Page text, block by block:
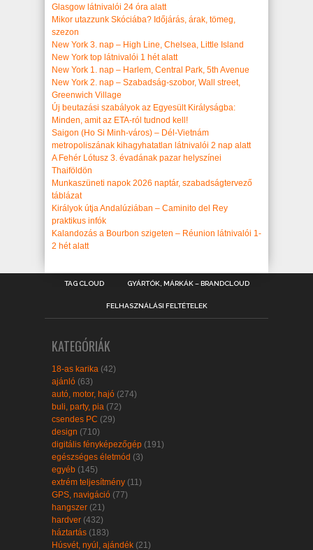
Glasgow látnivalói 24 óra alatt
Mikor utazzunk Skóciába? Időjárás, árak, tömeg,
szezon
New York 3. nap – High Line, Chelsea, Little Island
New York top látnivalói 1 hét alatt
New York 1. nap – Harlem, Central Park, 5th Avenue
New York 2. nap – Szabadság-szobor, Wall street,
Greenwich Village
Új beutazási szabályok az Egyesült Királyságba:
Minden, amit az ETA-ról tudnod kell!
Saigon (Ho Si Minh-város) – Dél-Vietnám
metropoliszának kihagyhatatlan látnivalói 2 nap alatt
A Fehér Lótusz 3. évadának pazar helyszínei
Thaiföldön
Munkaszüneti napok 2026 naptár, szabadságtervező
táblázat
Királyok útja Andalúziában – Caminito del Rey
praktikus infók
Kalandozás a Bourbon szigeten – Réunion látnivalói 1-
2 hét alatt
TAG CLOUD GYÁRTÓK, MÁRKÁK – BRANDCLOUD
FELHASZNÁLÁSI FELTÉTELEK
KATEGÓRIÁK
18-as karika (42)
ajánló (63)
autó, motor, hajó (274)
buli, party, pia (72)
csendes PC (29)
design (710)
digitális fényképezőgép (191)
egészséges életmód (3)
egyéb (145)
extrém teljesítmény (11)
GPS, navigáció (77)
hangszer (21)
hardver (432)
háztartás (183)
Húsvét, nyúl, ajándék (21)